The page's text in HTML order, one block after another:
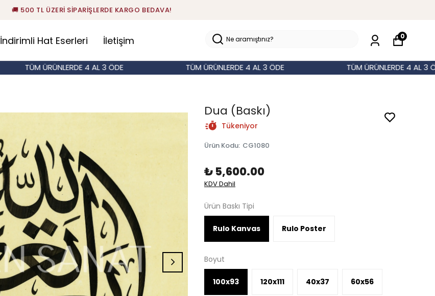
🚚 500 TL ÜZERİ SİPARİŞLERDE KARGO BEDAVA!
İndirimli Hat Eserleri İletişim 0
TÜM ÜRÜNLERDE 4 AL 3 ÖDE TÜM ÜRÜNLERDE 4 AL 3 ÖDE
TÜM ÜRÜNLERDE 4 AL 3 ÖDE
Dua (Baskı)
Tükeniyor
Ürün Kodu: CG1080
₺ 5,600.00
KDV Dahil
Ürün Baskı Tipi
Rulo Kanvas Rulo Poster
Boyut
100x93 120x111 40x37 60x56